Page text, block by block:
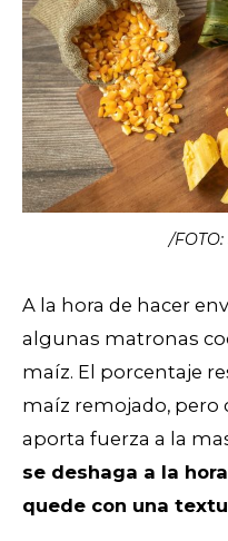
/
A la hora de hacer
algunas matronas
maíz. El porcentaje
maíz remojado, pero
aporta fuerza a la
se deshaga a la
quede con una